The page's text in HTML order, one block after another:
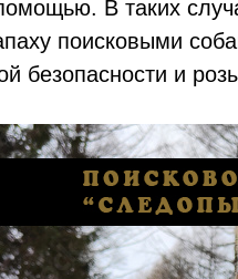
В таких
поисковыми
безопасности и